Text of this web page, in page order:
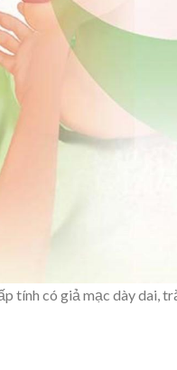
tính có giả mạc dày dai,